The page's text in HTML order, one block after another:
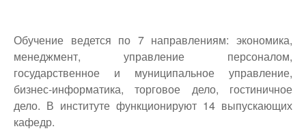
Обучение ведется по 7 направлениям: экономика,
менеджмент, управление персоналом,
государственное и муниципальное управление,
бизнес-информатика, торговое дело, гостиничное
дело. В институте функционируют 14 выпускающих
кафедр.